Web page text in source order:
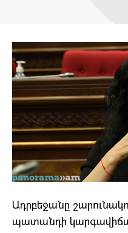
Ադրբեջանը
պատանդի